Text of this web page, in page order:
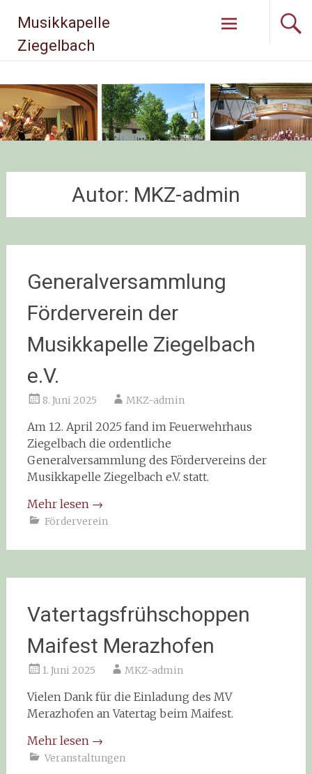
Musikkapelle
Ziegelbach
Autor: MKZ-admin
Generalversammlung
Förderverein der
Musikkapelle Ziegelbach
e.V.
8. Juni 2025 MKZ-admin
Am 12. April 2025 fand im Feuerwehrhaus
Ziegelbach die ordentliche
Generalversammlung des Fördervereins der
Musikkapelle Ziegelbach e.V. statt.
Mehr lesen →
Förderverein
Vatertagsfrühschoppen
Maifest Merazhofen
1. Juni 2025 MKZ-admin
Vielen Dank für die Einladung des MV
Merazhofen an Vatertag beim Maifest.
Mehr lesen →
Veranstaltungen